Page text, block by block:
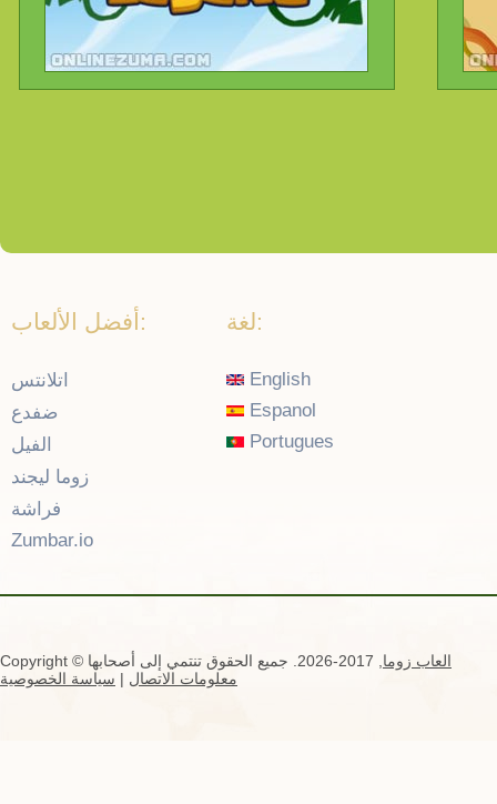
أفضل الألعاب:
اتلانتس
ضفدع
الفيل
زوما ليجند
فراشة
Zumbar.io
لغة:
English
Espanol
Portugues
Copyright © العاب زوما
معلومات الاتصال | سياسة الخصوصية